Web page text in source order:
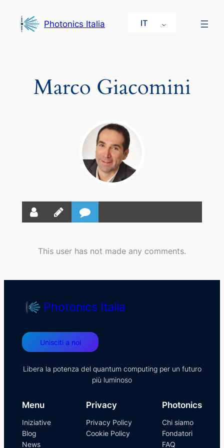
Photonics Italia IT
Marco Giacomini
This user has not made any comments.
Photonics Italia
Libera la potenza del quantum computing per un futuro
più luminoso
Unisciti a noi
Menu
Iniziative
Blog
News
Photonics
Chi siamo
Fondatori
FAQ
Privacy
Privacy Policy
Cookie Policy